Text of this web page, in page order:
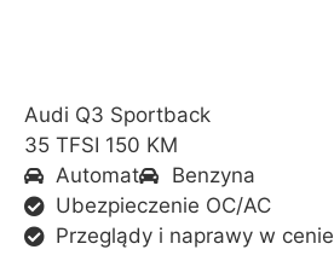
Audi Q3 Sportback
35 TFSI 150 KM
Automat
Benzyna
Ubezpieczenie OC/AC
Przeglądy i naprawy w cenie